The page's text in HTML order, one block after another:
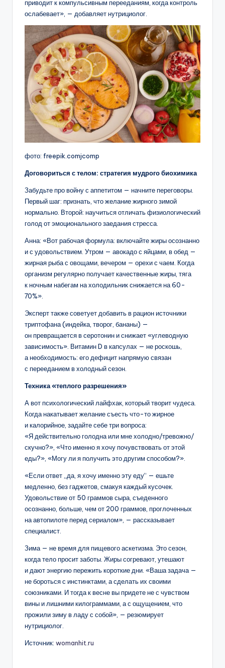
приводит к компульсивным перееданиям, когда контроль
ослабевает», — добавляет нутрициолог.
фото: freepik.comjcomp
Договориться с телом: стратегия мудрого биохимика
Забудьте про войну с аппетитом — начните переговоры.
Первый шаг: признать, что желание жирного зимой
нормально. Второй: научиться отличать физиологический
голод от эмоционального заедания стресса.
Анна: «Вот рабочая формула: включайте жиры осознанно
и с удовольствием. Утром — авокадо с яйцами, в обед —
жирная рыба с овощами, вечером — орехи с чаем. Когда
организм регулярно получает качественные жиры, тяга
к ночным набегам на холодильник снижается на 60-
70%».
Эксперт также советует добавить в рацион источники
триптофана (индейка, творог, бананы) —
он превращается в серотонин и снижает «углеводную
зависимость». Витамин D в капсулах — не роскошь,
а необходимость: его дефицит напрямую связан
с перееданием в холодный сезон.
Техника «теплого разрешения»
А вот психологический лайфхак, который творит чудеса.
Когда накатывает желание съесть что-то жирное
и калорийное, задайте себе три вопроса:
«Я действительно голодна или мне холодно/тревожно/
скучно?», «Что именно я хочу почувствовать от этой
еды?», «Могу ли я получить это другим способом?».
«Если ответ „да, я хочу именно эту еду“ — ешьте
медленно, без гаджетов, смакуя каждый кусочек.
Удовольствие от 50 граммов сыра, съеденного
осознанно, больше, чем от 200 граммов, проглоченных
на автопилоте перед сериалом», — рассказывает
специалист.
Зима — не время для пищевого аскетизма. Это сезон,
когда тело просит заботы. Жиры согревают, утешают
и дают энергию пережить короткие дни. «Ваша задача —
не бороться с инстинктами, а сделать их своими
союзниками. И тогда к весне вы придете не с чувством
вины и лишними килограммами, а с ощущением, что
прожили зиму в ладу с собой», — резюмирует
нутрициолог.
Источник: womanhit.ru